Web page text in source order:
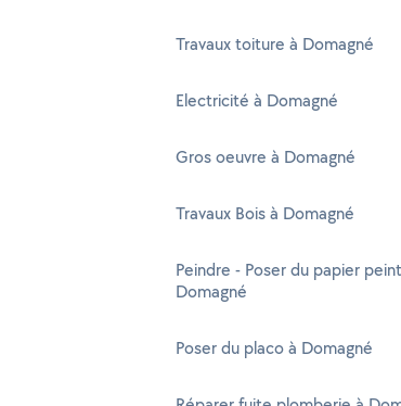
Travaux toiture à Domagné
Electricité à Domagné
Gros oeuvre à Domagné
Travaux Bois à Domagné
Peindre - Poser du papier
Domagné
Poser du placo à Domagné